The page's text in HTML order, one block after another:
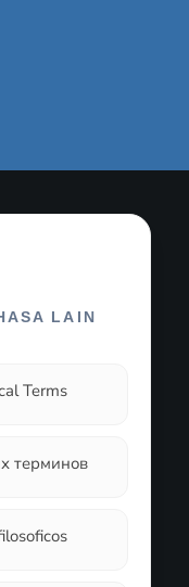
LAIN
Terms
терминов